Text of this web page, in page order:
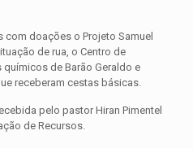
doações o Projeto Samuel
de rua, o Centro de
de Barão Geraldo e
receberam cestas básicas.
pelo pastor Hiran Pimentel
de Recursos.